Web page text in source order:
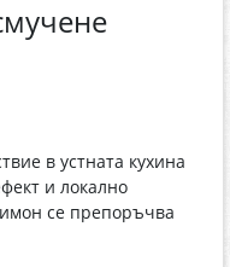
в устната кухина
и локално
се препоръчва